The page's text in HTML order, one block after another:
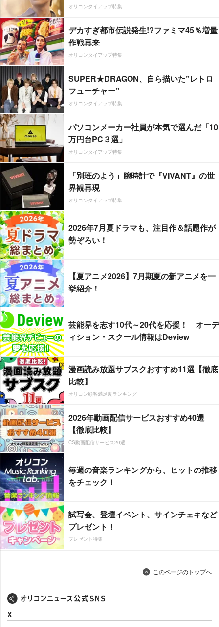
オリコンタイアップ特集
デカすぎ都市伝説発生!?ファミマ45％増量
作戦再来
オリコンタイアップ特集
SUPER★DRAGON、自ら描いた”レトロ
フューチャー”
オリコンタイアップ特集
パソコンメーカー社員が本気で選んだ「10
万円台PC３選」
オリコンタイアップ特集
「別班のよう」腕時計で『VIVANT』の世
界観再現
オリコンタイアップ特集
2026年7月夏ドラマも、注目作＆話題作が
勢ぞろい！
【夏アニメ2026】7月期夏の新アニメを一
挙紹介！
芸能界を志す10代～20代を応援！ オーデ
ィション・スクール情報はDeview
漫画読み放題サブスクおすすめ11選【徹底
比較】
オリコン顧客満足度ランキング
2026年動画配信サービスおすすめ40選
【徹底比較】
CS動画配信サービス20選
毎週の音楽ランキングから、ヒットの推移
をチェック！
試写会、登壇イベント、サインチェキなど
プレゼント！
プレゼント特集
このページのトップへ
X